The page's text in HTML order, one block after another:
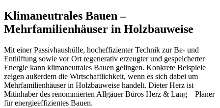
Klimaneutrales Bauen –
Mehrfamilienhäuser in Holzbauweise
Mit einer Passivhaushülle, hocheffizienter Technik zur Be- und
Entlüftung sowie vor Ort regenerativ erzeugter und gespeicherter
Energie kann klimaneutrales Bauen gelingen. Konkrete Beispiele
zeigen außerdem die Wirtschaftlichkeit, wenn es sich dabei um
Mehrfamilienhäuser in Holzbauweise handelt. Dieter Herz ist
Mitinhaber des renommierten Allgäuer Büros Herz & Lang – Planer
für energieeffizientes Bauen.